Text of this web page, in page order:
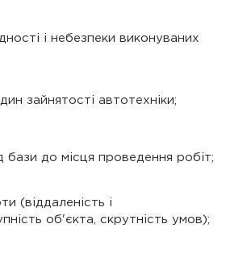
і небезпеки виконуваних
зайнятості автотехніки;
бази до місця проведення робіт;
(віддаленість і
об'єкта, скрутність умов);